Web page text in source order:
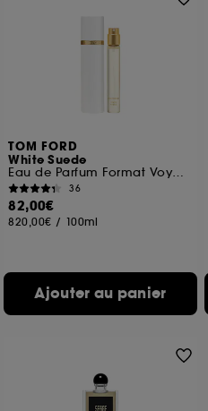
TOM FORD
White Suede
Eau de Parfum Format Voyage
36
82,00€
820,00€ / 100ml
Ajouter au panier